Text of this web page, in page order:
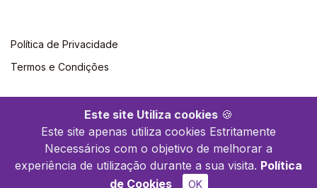
Este site Utiliza cookies 🍪
Este site apenas utiliza cookies Estritamente
Necessários com o objetivo de melhorar a
experiência de utilização durante a sua visita. Política
de Cookies
OK
Política de Privacidade
Termos e Condições
©2026 Polytechnica. Todos os direitos reservados